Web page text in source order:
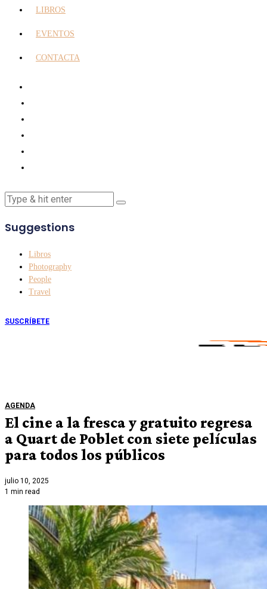
LIBROS
EVENTOS
CONTACTA
Suggestions
Libros
Photography
People
Travel
SUSCRÍBETE
AGENDA
El cine a la fresca y gratuito regresa
a Quart de Poblet con siete películas
para todos los públicos
julio 10, 2025
1 min read